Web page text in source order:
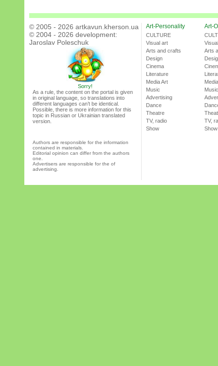
© 2005 - 2026 artkavun.kherson.ua
© 2004 - 2026 development:
Jaroslav Poleschuk
Sorry!
As a rule, the content on the portal is given
in original language, so translations into
different languages can’t be identical.
Possible, there is more information for this
topic in Russian or Ukrainian translated
version.
Authors are responsible for the information
contained in materials.
Editorial opinion can differ from the authors
one.
Advertisers are responsible for the of
advertising.
Art-Personality
CULTURE
Visual art
Arts and crafts
Design
Cinema
Literature
Media Art
Music
Advertising
Dance
Theatre
TV, radio
Show
Art-
Arts
Music
TV,
Show